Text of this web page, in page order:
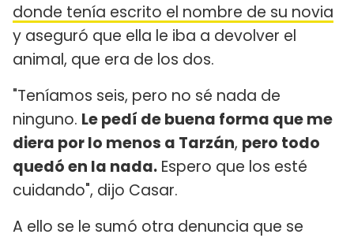
donde tenía escrito el nombre de su novia
y aseguró que ella le iba a devolver el
animal, que era de los dos.
"Teníamos seis, pero no sé nada de
ninguno. Le pedí de buena forma que me
diera por lo menos a Tarzán, pero todo
quedó en la nada. Espero que los esté
cuidando", dijo Casar.
A ello se le sumó otra denuncia que se